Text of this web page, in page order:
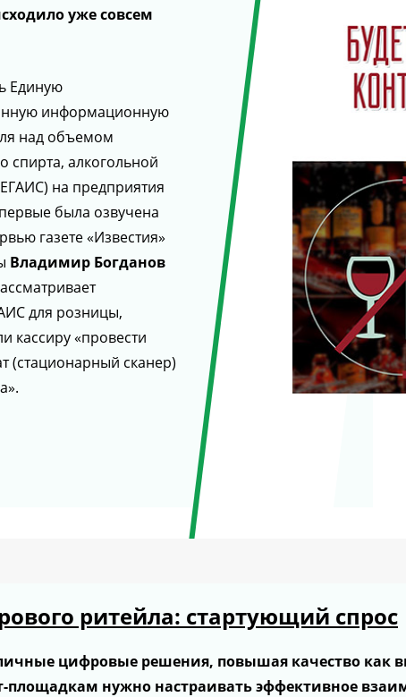
уже совсем
Единую
информационную
над объемом
спирта, алкогольной
на предприятия
была озвучена
газете «Известия»
Владимир Богданов
для розницы,
кассиру «провести
(стационарный сканер)
ритейла: стартующий спрос
цифровые решения, повышая качество
площадкам нужно настраивать эффективное